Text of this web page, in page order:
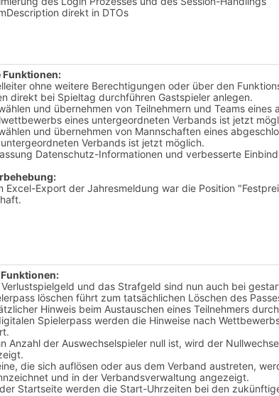
direkt in DTOs
Funktionen:
ohne weitere Berechtigungen oder über den
direkt bei Spieltag durchführen Gastspieler anlegen.
und übernehmen von Teilnehmern und Teams eines
eines untergeordneten Verbands ist jetzt
und übernehmen von Mannschaften eines
Verbands ist jetzt möglich.
Datenschutz-Informationen und verbesserte
Excel-Export der Jahresmeldung war die Position
Funktionen:
Verlustspielgeld und das Strafgeld sind nun auch bei
löschen führt zum tatsächlichen Löschen des
Hinweis beim Austauschen eines Teilnehmers
Spielerpass werden die Hinweise nach
Anzahl der Auswechselspieler null ist, wird der
die sich auflösen oder aus dem Verband austreten,
und in der Verbandsverwaltung angezeigt.
Startseite werden die Start-Uhrzeiten bei den